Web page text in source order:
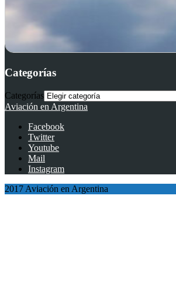
Categorías
Categorías
Aviación en Argentina
Facebook
Twitter
Youtube
Mail
Instagram
2017 Aviación en Argentina